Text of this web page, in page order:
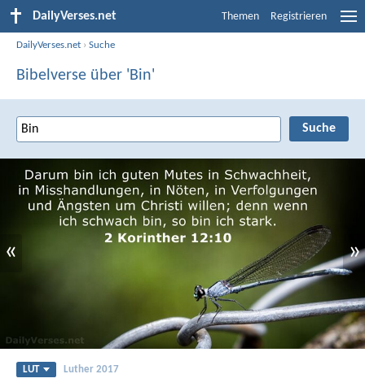
DailyVerses.net Themen Registrieren
DailyVerses.net ›Suche
Bibelverse über 'Bin'
« »
LUT Luther 2017